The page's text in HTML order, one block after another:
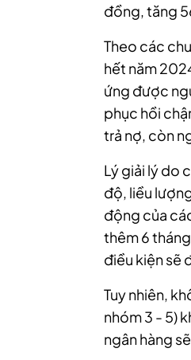
đồng, tăng
Theo các
hết năm
ứng được
phục hồi
trả nợ, còn
Lý giải lý do
độ, liều
động của
thêm 6
điều kiện sẽ
Tuy nhiên,
nhóm 3 - 5)
ngân hàng